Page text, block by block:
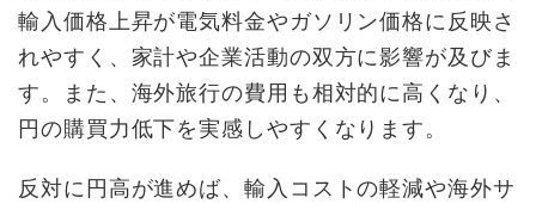
輸入価格上昇が電気料金やガソリン価格に反映さ
れやすく、家計や企業活動の双方に影響が及びま
す。また、海外旅行の費用も相対的に高くなり、
円の購買力低下を実感しやすくなります。
反対に円高が進めば、輸入コストの軽減や海外サ